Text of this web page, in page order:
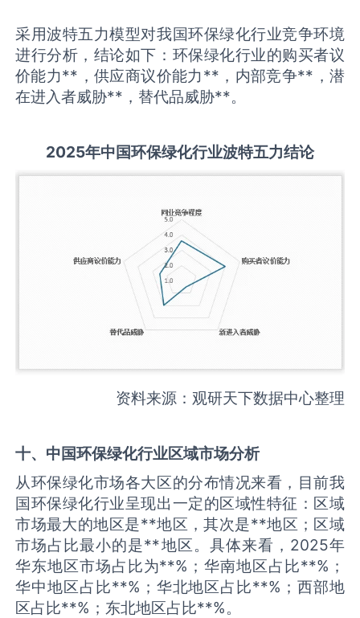
采用波特五力模型对我国环保绿化行业竞争环境
进行分析，结论如下：环保绿化行业的购买者议
价能力**，供应商议价能力**，内部竞争**，潜
在进入者威胁**，替代品威胁**。
2025年中国环保绿化行业波特五力结论
资料来源：观研天下数据中心整理
十、中国环保绿化行业区域市场分析
从环保绿化市场各大区的分布情况来看，目前我
国环保绿化行业呈现出一定的区域性特征：区域
市场最大的地区是**地区，其次是**地区；区域
市场占比最小的是**地区。具体来看，2025年
华东地区市场占比为**%；华南地区占比**%；
华中地区占比**%；华北地区占比**%；西部地
区占比**%；东北地区占比**%。